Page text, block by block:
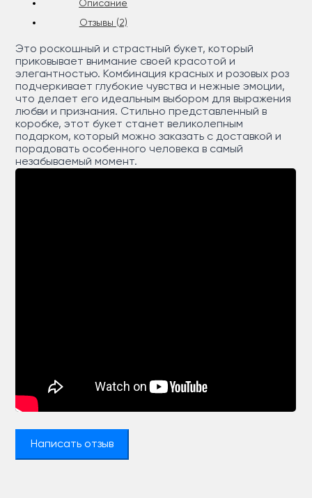
Описание
Отзывы (2)
Это роскошный и страстный букет, который
приковывает внимание своей красотой и
элегантностью. Комбинация красных и розовых роз
подчеркивает глубокие чувства и нежные эмоции,
что делает его идеальным выбором для выражения
любви и признания. Стильно представленный в
коробке, этот букет станет великолепным
подарком, который можно заказать с доставкой и
порадовать особенного человека в самый
незабываемый момент.
Написать отзыв